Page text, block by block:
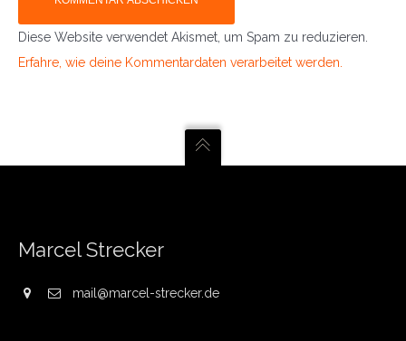
Diese Website verwendet Akismet, um Spam zu reduzieren.
Erfahre, wie deine Kommentardaten verarbeitet werden.
Marcel Strecker
mail@marcel-strecker.de